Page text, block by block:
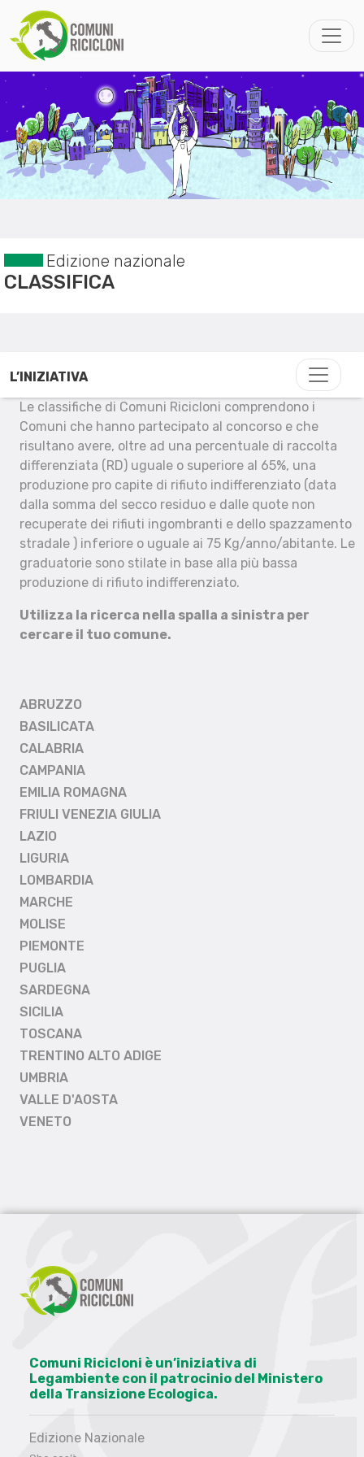
Edizione nazionale
CLASSIFICA
L’INIZIATIVA
Le classifiche di Comuni Ricicloni comprendono i
Comuni che hanno partecipato al concorso e che
risultano avere, oltre ad una percentuale di raccolta
differenziata (RD) uguale o superiore al 65%, una
produzione pro capite di rifiuto indifferenziato (data
dalla somma del secco residuo e dalle quote non
recuperate dei rifiuti ingombranti e dello spazzamento
stradale ) inferiore o uguale ai 75 Kg/anno/abitante. Le
graduatorie sono stilate in base alla più bassa
produzione di rifiuto indifferenziato.
Utilizza la ricerca nella spalla a sinistra per
cercare il tuo comune.
ABRUZZO
BASILICATA
CALABRIA
CAMPANIA
EMILIA ROMAGNA
FRIULI VENEZIA GIULIA
LAZIO
LIGURIA
LOMBARDIA
MARCHE
MOLISE
PIEMONTE
PUGLIA
SARDEGNA
SICILIA
TOSCANA
TRENTINO ALTO ADIGE
UMBRIA
VALLE D'AOSTA
VENETO
Comuni Ricicloni è un’iniziativa di
Legambiente con il patrocinio del Ministero
della Transizione Ecologica.
Edizione Nazionale